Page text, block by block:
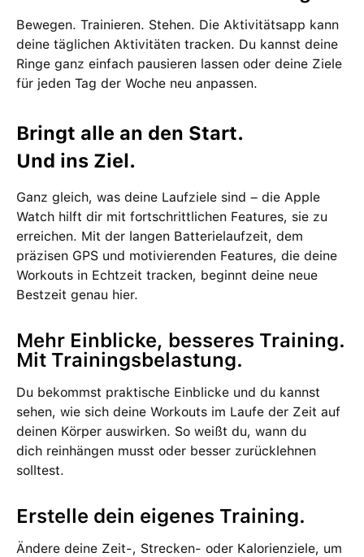
Bewegen. Trainieren. Stehen. Die Aktivitäts­app kann
deine täglichen Aktivi­täten tracken. Du kannst deine
Ringe ganz ein­fach pau­sieren lassen oder deine Ziele
für jeden Tag der Woche neu an­passen.
Bringt alle an den Start.
Und ins Ziel.
Ganz gleich, was deine Laufziele sind – die Apple
Watch hilft dir mit fortschritt­lichen Features, sie zu
erreichen. Mit der langen Batterie­laufzeit, dem
präzisen GPS und motivierenden Features, die deine
Work­outs in Echt­zeit tracken, beginnt deine neue
Bestzeit genau hier.
Mehr Einblicke, besseres Training.
Mit Trainingsbelastung.
Du be­kommst praktische Einblicke und du kannst
sehen, wie sich deine Work­outs im Laufe der Zeit auf
deinen Körper aus­wirken. So weißt du, wann du
dich rein­hängen musst oder besser zurücklehnen
solltest.
Erstelle dein eigenes Training.
Ändere deine Zeit‑, Strecken‑ oder Kalorien­ziele, um